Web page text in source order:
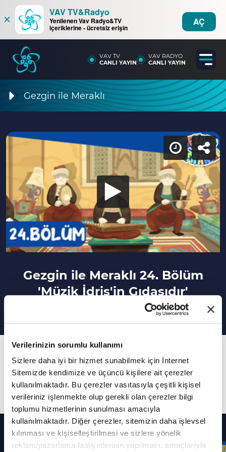
Verilerinizin sorumlu kullanımı
Sizlere daha iyi bir hizmet sunabilmek için İnternet
Sitemizde kendimize ve üçüncü kişilere ait çerezler
kullanılmaktadır. Bu çerezler vasıtasıyla çeşitli kişisel
verileriniz işlenmekte olup gerekli olan çerezler bilgi
toplumu hizmetlerinin sunulması amacıyla
kullanılmaktadır. Diğer çerezler, sitemizin daha işlevsel
kılınması ve kişiselleştirilmesi ve sizlere yönelik
reklam/pazarlama faaliyetlerinin yapılması, amaçlarıyla
×
VAV TV&Radyo
Yenilenen Vav Radyo&TV
içeriklerine - ücretsiz erişin
AÇ
VAV TV
CANLI YAYIN
VAV RADYO
CANLI YAYIN
Gezgin ile Meraklı
Gezgin ile Meraklı 24. Bölüm
'Müzik İdris'in Gıdasıdır'
24. Bölüm
Gezgin ile Meraklı her bölüm farklı ve eğlenceli
maceralarla sizi eğlenmeye davet ediyor.
Diğer Bölümler